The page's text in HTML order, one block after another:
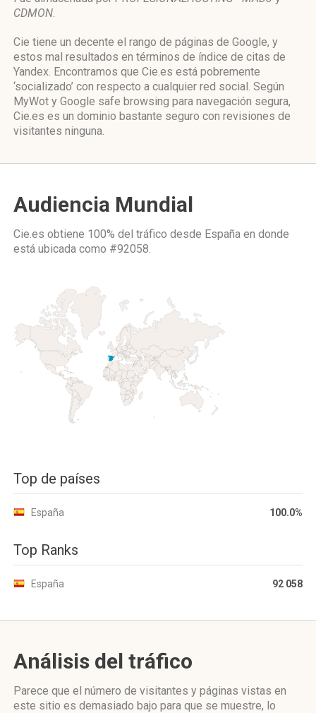
CDMON.
Cie tiene un decente el rango de páginas de Google, y
estos mal resultados en términos de índice de citas de
Yandex. Encontramos que Cie.es está pobremente
‘socializado’ con respecto a cualquier red social. Según
MyWot y Google safe browsing para navegación segura,
Cie.es es un dominio bastante seguro con revisiones de
visitantes ninguna.
Audiencia Mundial
Cie.es obtiene 100% del tráfico desde España en donde
está ubicada como #92058.
Top de países
España 100.0%
Top Ranks
España 92 058
Análisis del tráfico
Parece que el número de visitantes y páginas vistas en
este sitio es demasiado bajo para que se muestre, lo